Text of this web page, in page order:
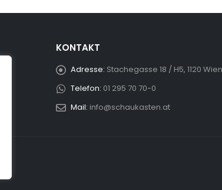
KONTAKT
Adresse: Stachegasse 18 / H5, 1120 Wien
Telefon: 01 295 70 70-0
Mail: info@schaukasten.at